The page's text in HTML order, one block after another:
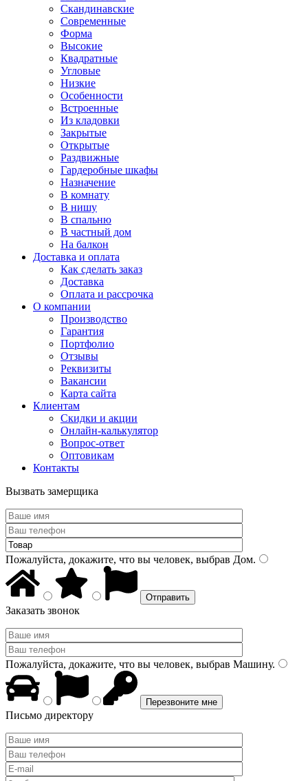
Скандинавские
Современные
Форма
Высокие
Квадратные
Угловые
Низкие
Особенности
Встроенные
Из кладовки
Закрытые
Открытые
Раздвижные
Гардеробные шкафы
Назначение
В комнату
В нишу
В спальню
В частный дом
На балкон
Доставка и оплата
Как сделать заказ
Доставка
Оплата и рассрочка
О компании
Производство
Гарантия
Портфолио
Отзывы
Реквизиты
Вакансии
Карта сайта
Клиентам
Скидки и акции
Онлайн-калькулятор
Вопрос-ответ
Оптовикам
Контакты
Вызвать замерщика
Пожалуйста, докажите, что вы человек, выбрав Дом.
Заказать звонок
Пожалуйста, докажите, что вы человек, выбрав Машину.
Письмо директору